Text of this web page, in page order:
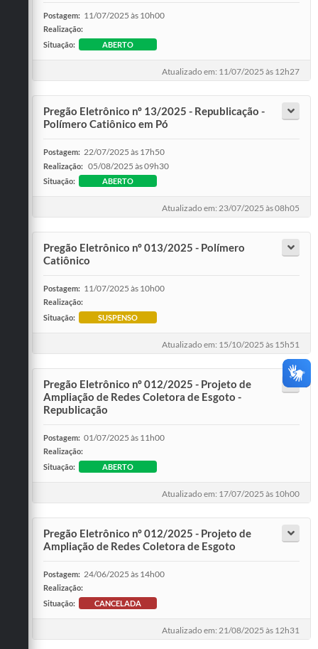
Postagem: 11/07/2025 às 10h00
Realização:
Situação:
ABERTO
Atualizado em: 11/07/2025 às 12h27
Pregão Eletrônico nº 13/2025 - Republicação -
Polímero Catiônico em Pó
Postagem: 22/07/2025 às 17h50
Realização: 05/08/2025 às 09h30
Situação: ABERTO
Atualizado em: 23/07/2025 às 08h05
Pregão Eletrônico nº 013/2025 - Polímero
Catiônico
Postagem: 11/07/2025 às 10h00
Realização:
Situação:
SUSPENSO
Atualizado em: 15/10/2025 às 15h51
Pregão Eletrônico nº 012/2025 - Projeto de
Ampliação de Redes Coletora de Esgoto -
Republicação
Postagem: 01/07/2025 às 11h00
Realização:
Situação:
ABERTO
Atualizado em: 17/07/2025 às 10h00
Pregão Eletrônico nº 012/2025 - Projeto de
Ampliação de Redes Coletora de Esgoto
Postagem: 24/06/2025 às 14h00
Realização:
Situação:
CANCELADA
Atualizado em: 21/08/2025 às 12h31